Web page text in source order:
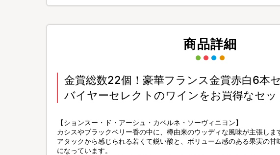
商品詳細
金賞総数22個！豪華フランス金賞赤白6本
バイヤーセレクトのワインをお買得なセッ
【ションスー・ド・アーシュ・カベルネ・ソーヴィニヨン】
カシスやブラックベリー香の中に、樽由来のウッディな風味が主張しま
アタックから感じられる若くて鋭い酸と、ボリューム感のある果実の甘
になっています。